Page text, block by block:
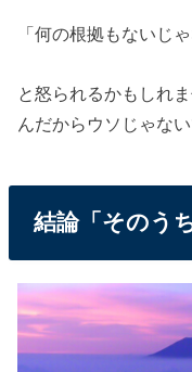
「何の根拠もないじ
と怒られるかもしれ
んだからウソじゃな
結論「そのう